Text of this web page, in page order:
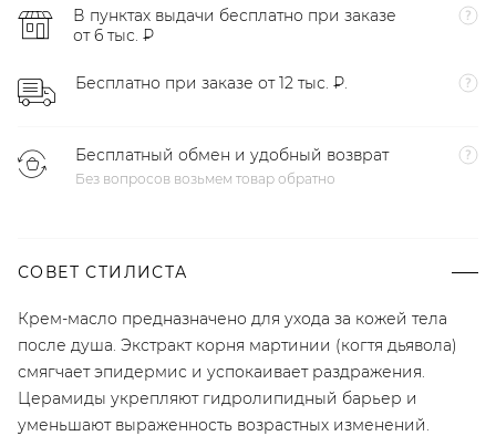
В пунктах выдачи бесплатно при заказе
от 6 тыс. ₽
Бесплатно при заказе от 12 тыс. ₽.
Бесплатный обмен и удобный возврат
Без вопросов возьмем товар обратно
СОВЕТ СТИЛИСТА
Крем-масло предназначено для ухода за кожей тела
после душа. Экстракт корня мартинии (когтя дьявола)
смягчает эпидермис и успокаивает раздражения.
Церамиды укрепляют гидролипидный барьер и
уменьшают выраженность возрастных изменений.